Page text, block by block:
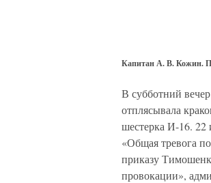
Капитан А. В. Кожин.
В субботний
отплясывала
шестерка И-16. 22
«Общая тревога
приказу
провокации»,